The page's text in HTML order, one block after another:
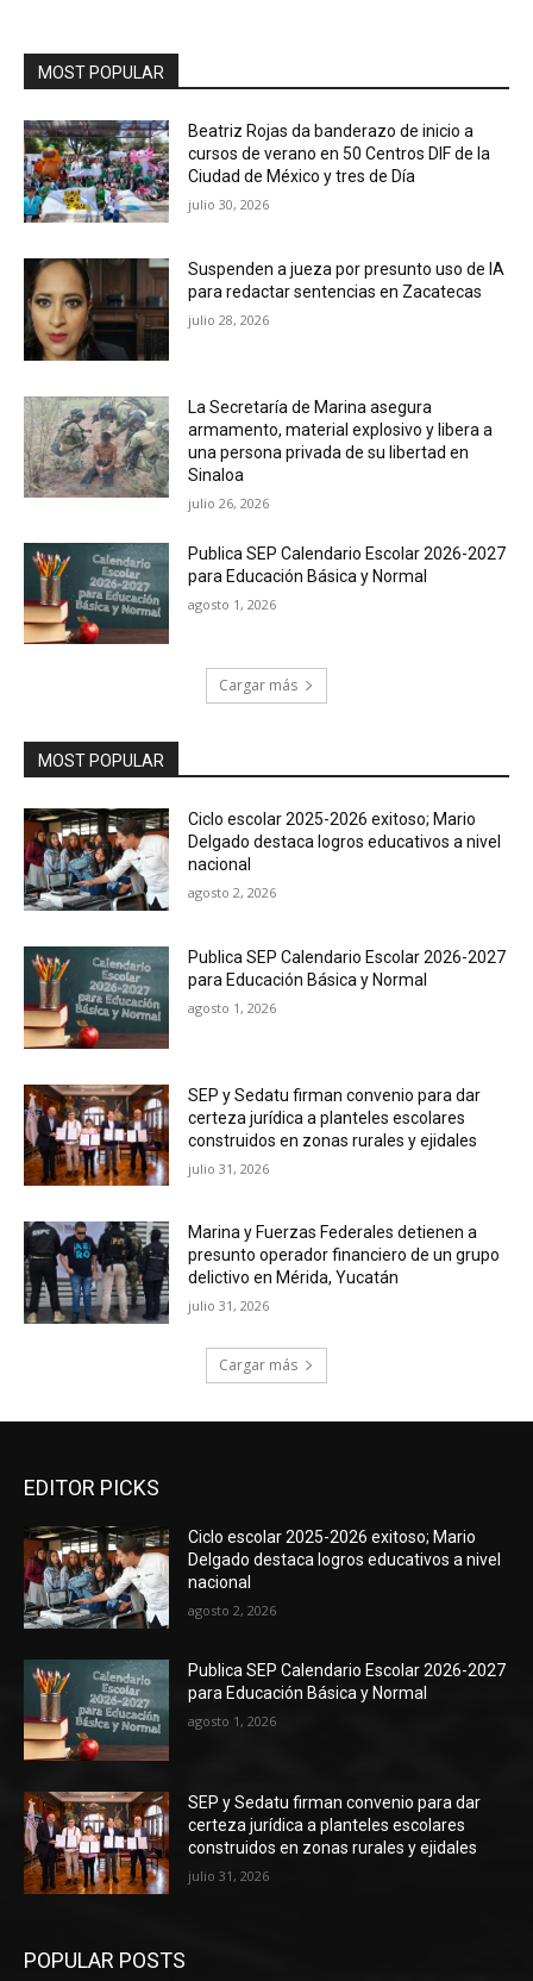
MOST POPULAR
Beatriz Rojas da banderazo de inicio a
cursos de verano en 50 Centros DIF de la
Ciudad de México y tres de Día
julio 30, 2026
Suspenden a jueza por presunto uso de IA
para redactar sentencias en Zacatecas
julio 28, 2026
La Secretaría de Marina asegura
armamento, material explosivo y libera a
una persona privada de su libertad en
Sinaloa
julio 26, 2026
Publica SEP Calendario Escolar 2026-2027
para Educación Básica y Normal
agosto 1, 2026
Cargar más
MOST POPULAR
Ciclo escolar 2025-2026 exitoso; Mario
Delgado destaca logros educativos a nivel
nacional
agosto 2, 2026
Publica SEP Calendario Escolar 2026-2027
para Educación Básica y Normal
agosto 1, 2026
SEP y Sedatu firman convenio para dar
certeza jurídica a planteles escolares
construidos en zonas rurales y ejidales
julio 31, 2026
Marina y Fuerzas Federales detienen a
presunto operador financiero de un grupo
delictivo en Mérida, Yucatán
julio 31, 2026
Cargar más
EDITOR PICKS
Ciclo escolar 2025-2026 exitoso; Mario
Delgado destaca logros educativos a nivel
nacional
agosto 2, 2026
Publica SEP Calendario Escolar 2026-2027
para Educación Básica y Normal
agosto 1, 2026
SEP y Sedatu firman convenio para dar
certeza jurídica a planteles escolares
construidos en zonas rurales y ejidales
julio 31, 2026
POPULAR POSTS